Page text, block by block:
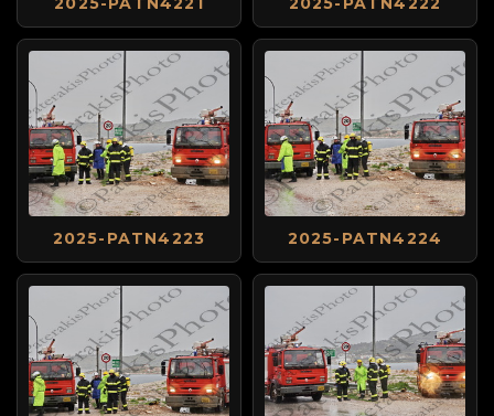
2025-PATN4223 2025-PATN4224